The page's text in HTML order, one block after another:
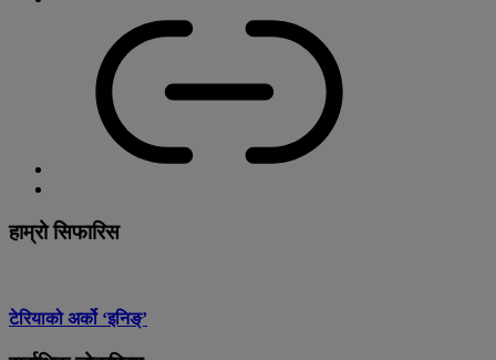
हाम्रो सिफारिस
टेरियाको अर्को ‘इनिङ्’